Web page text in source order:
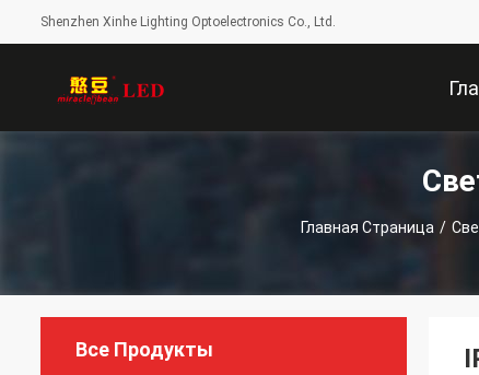
Shenzhen Xinhe Lighting Optoelectronics Co., Ltd.
Главная Страница /
Все Продукты